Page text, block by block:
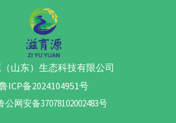
成和稳
长、促
，增加
贮存
接被作物光合作用利用，补钙同
时也补充碳元素，更加适合温室
大棚作物，使作物更加健壮。应
需补钙，防裂果、防空洞果、防
脐腐、增产提质增收、延长贮藏
期
题；
3. 果树区月子肥，不仅滋育树
势，防止来年果实裂果、水心、
苦痘等一系列问题，还可以防止
果树“大小年”等；
4. 可以喷涂树干，对于南方作物
5. 提高单果重及果实含糖量，不
仅可以提高座果率还可以促进果
山东）生态科技有限公司
ICP备2024104951号
公网安备37078102002483号